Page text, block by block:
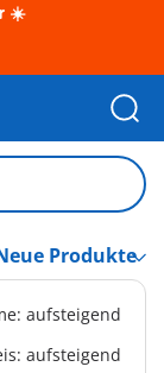
☀️
aufsteigend
aufsteigend
S